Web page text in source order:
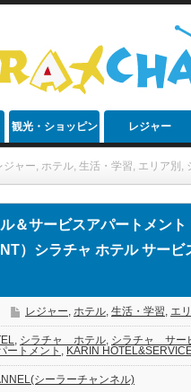
観光・ショッピン レジャー
ジャー, ホテル, 生活・学習, エリア別 ,
サービスアパートメント（KARIN
＆サービスアパートメン
）シラチャ ホテル サー
レジャー, ホテル, 生活・学習, エ
, シラチャ ホテル, シラチャ サー
ートメント , KARIN
シーラーチャンネル)